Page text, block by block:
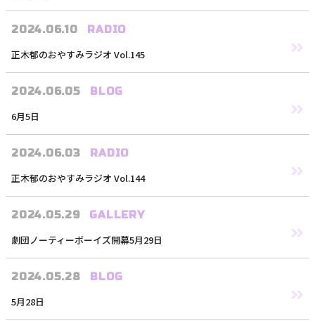
2024.06.10 RADIO
正木郁のおやすみラジオ Vol.145
2024.06.05 BLOG
6月5日
2024.06.03 RADIO
正木郁のおやすみラジオ Vol.144
2024.05.29 GALLERY
劇団ノーティーボーイズ開幕5月29日
2024.05.28 BLOG
5月28日